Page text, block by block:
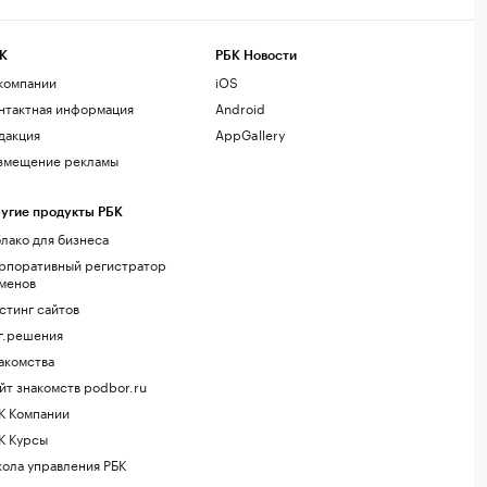
информация
рекламы
продукты РБК
для бизнеса
регистратор
сайтов
знакомств podbor.ru
Компании
Курсы
управления РБК
РБК Новости
iOS
Android
AppGallery